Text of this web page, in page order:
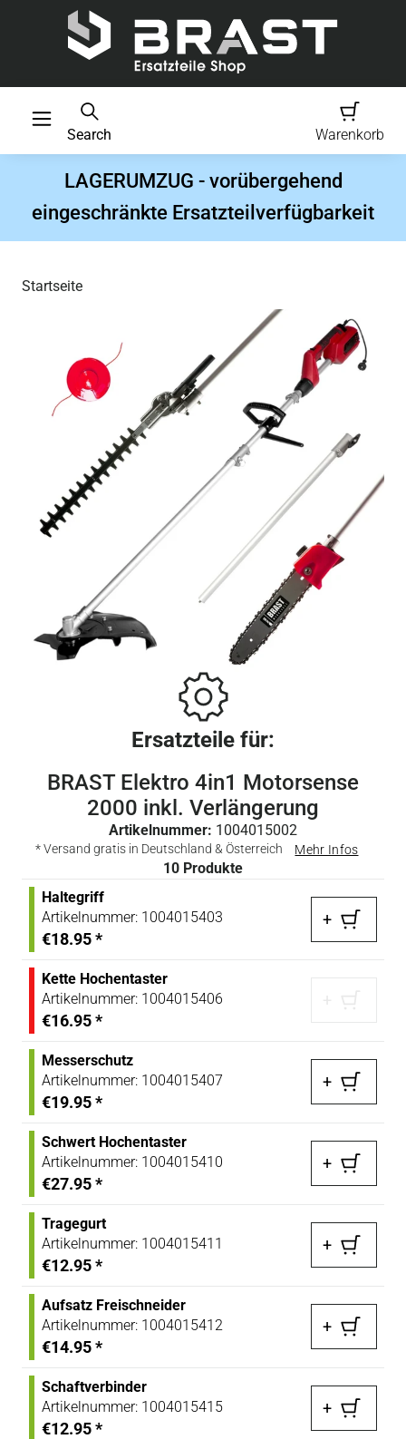
Search Warenkorb
LAGERUMZUG - vorübergehend
eingeschränkte Ersatzteilverfügbarkeit
Startseite
Ersatzteile für:
BRAST Elektro 4in1 Motorsense
2000 inkl. Verlängerung
Artikelnummer: 1004015002
* Versand gratis in Deutschland & Österreich Mehr Infos
10 Produkte
Haltegriff
Artikelnummer: 1004015403
€18.95*
+
Kette Hochentaster
Artikelnummer: 1004015406
€16.95*
Messerschutz
Artikelnummer: 1004015407
€19.95*
+
Schwert Hochentaster
Artikelnummer: 1004015410
€27.95*
+
Tragegurt
Artikelnummer: 1004015411
€12.95*
+
Aufsatz Freischneider
Artikelnummer: 1004015412
€14.95*
+
Schaftverbinder
Artikelnummer: 1004015415
€12.95*
+